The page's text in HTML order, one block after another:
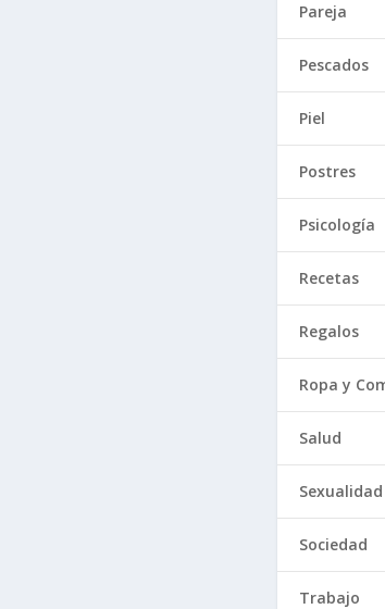
Pareja
Pescados
Piel
Postres
Psicología
Recetas
Regalos
Ropa y
Salud
Sexualidad
Sociedad
Trabajo